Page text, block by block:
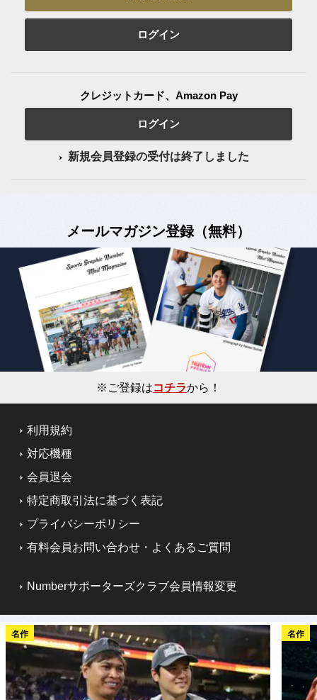
ログイン
クレジットカード、Amazon Pay
ログイン
新規会員登録の受付は終了しました
メールマガジン登録（無料）
※ご登録はコチラから！
利用規約
対応機種
会員退会
特定商取引法に基づく表記
プライバシーポリシー
有料会員お問い合わせ・よくあるご質問
Numberサポーターズクラブ会員情報変更
名作 名作